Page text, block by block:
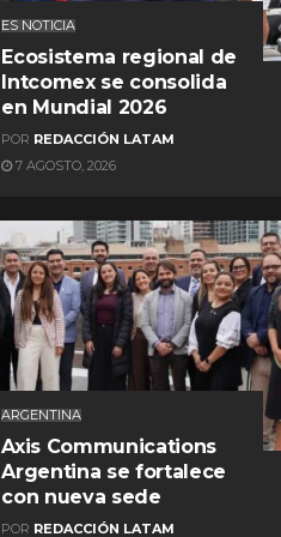
ES NOTICIA
Ecosistema regional de
Intcomex se consolida
en Mundial 2026
POR REDACCIÓN LATAM
7 AGOSTO, 2026
ARGENTINA
Axis Communications
Argentina se fortalece
con nueva sede
POR REDACCIÓN LATAM